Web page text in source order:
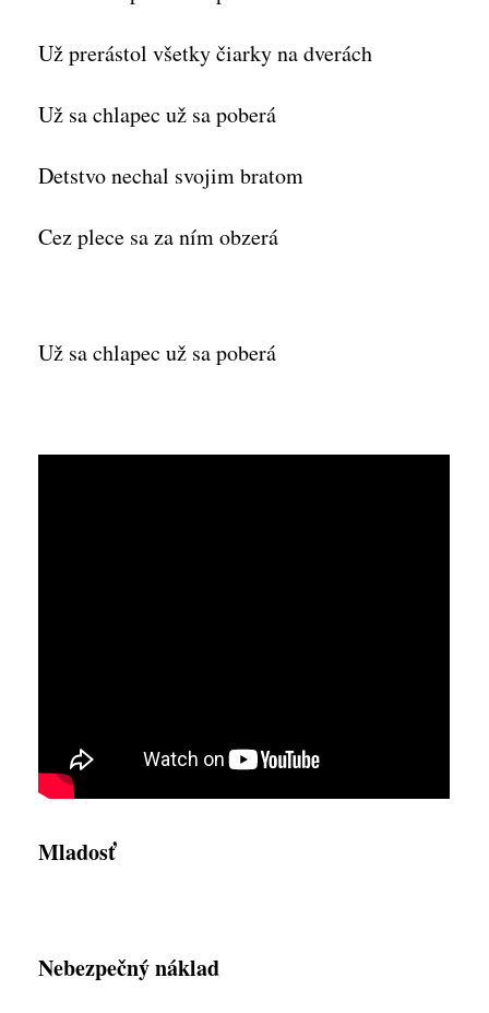
Už prerástol všetky čiarky na dverách
Už sa chlapec už sa poberá
Detstvo nechal svojim bratom
Cez plece sa za ním obzerá
Už sa chlapec už sa poberá
Mladosť
Nebezpečný náklad